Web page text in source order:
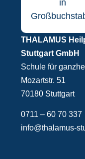
THALAMUS
Stuttgart GmbH
Schule für
Mozartstr. 51
70180 Stuttgart
0711 – 60 70 337
info@thalamus-